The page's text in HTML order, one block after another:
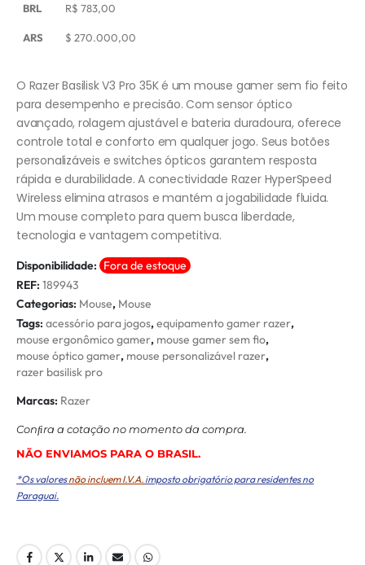
BRL R$ 783,00
ARS $ 270.000,00
O Razer Basilisk V3 Pro 35K é um mouse gamer sem fio feito
para desempenho e precisão. Com sensor óptico
avançado, rolagem ajustável e bateria duradoura, oferece
controle total e conforto em qualquer jogo. Seus botões
personalizáveis e switches ópticos garantem resposta
rápida e durabilidade. A conectividade Razer HyperSpeed
Wireless elimina atrasos e mantém a jogabilidade fluida.
Um mouse completo para quem busca liberdade,
tecnologia e vantagem competitiva.
Disponibilidade: Fora de estoque
REF: 189943
Categorias: Mouse, Mouse
Tags: acessório para jogos,equipamento gamer razer,
mouse ergonômico gamer, mouse gamer sem fio,
mouse óptico gamer, mouse personalizável razer,
razer basilisk pro
Marcas: Razer
Conﬁra a cotação no momento da compra.
NÃO ENVIAMOS PARA O BRASIL.
*Os valoresnão incluem I.V.A. imposto obrigatório para residentes no
Paraguai.